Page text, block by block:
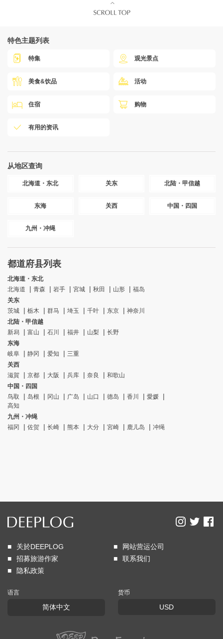
特色主题列表
特集 观光景点
美食&饮品 活动
住宿 购物
有用的资讯
从地区查询
北海道・东北 关东 北陆・甲信越
东海 关西 中国・四国
九州・冲绳
都道府县列表
北海道・东北
北海道
青森 岩手 宮城 秋田 山形
福岛
关东
茨城
栃木 群马 埼玉 千叶 东京
神奈川
北陆・甲信越
新舄
富山 石川 福井 山梨
长野
东海
岐阜
静冈 爱知
三重
关西
滋賀
京都 大阪 兵库 奈良
和歌山
中国・四国
鸟取
岛根 冈山 广岛 山口 德岛 香川
愛媛
高知
九州・冲绳
福冈
佐贺 长崎 熊本 大分 宮崎 鹿儿岛 冲绳
关於DEEPLOG
网站营运公司
招募旅游作家
联系我们
隐私政策
语言
简体中文
货币
USD